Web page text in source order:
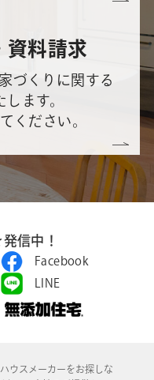
資料請求
づくりに関する
ます。
ください。
信中！
Facebook
LINE
ウスメーカーをお探しな